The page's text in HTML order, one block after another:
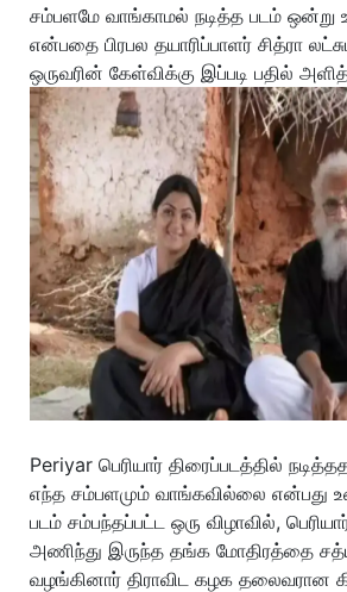
சம்பளமே வாங்காமல் நடித்த படம்
என்பதை பிரபல தயாரிப்பாளர் சித்ரா
ஒருவரின் கேள்விக்கு இப்படி பதில்
Periyar பெரியார் திரைப்படத்தில்
எந்த சம்பளமும் வாங்கவில்லை
படம் சம்பந்தப்பட்ட ஒரு விழாவில்,
அணிந்து இருந்த தங்க மோதிரத்தை
வழங்கினார் திராவிட கழக தலைவரான